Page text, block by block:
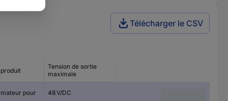
Télécharger le CSV
Tension de sortie
maximale
pour
48 V/DC